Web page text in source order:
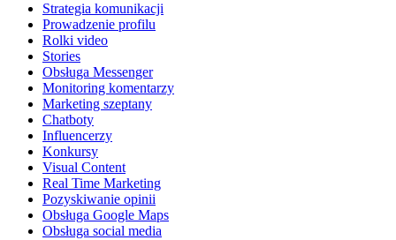
Strategia komunikacji
Prowadzenie profilu
Rolki video
Stories
Obsługa Messenger
Monitoring komentarzy
Marketing szeptany
Chatboty
Influencerzy
Konkursy
Visual Content
Real Time Marketing
Pozyskiwanie opinii
Obsługa Google Maps
Obsługa social media